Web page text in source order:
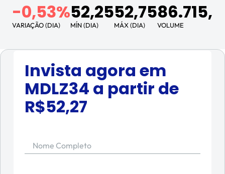
-0,53%
VARIAÇÃO (DIA)
52,25
MÍN (DIA)
52,75
MÁX (DIA) VOLUME
Invista agora em
MDLZ34 a partir de
R$52,27
Nome Completo